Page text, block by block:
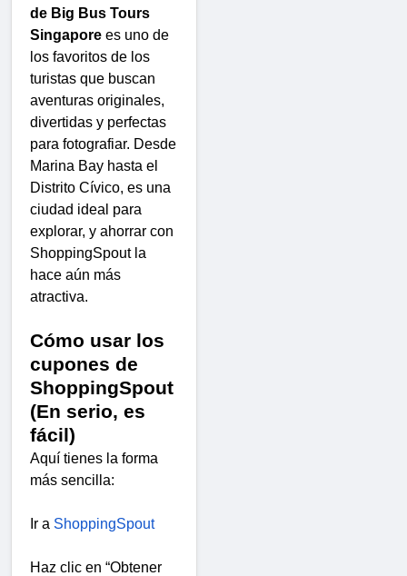
de Big Bus Tours
Singapore es uno de
los favoritos de los
turistas que buscan
aventuras originales,
divertidas y perfectas
para fotografiar. Desde
Marina Bay hasta el
Distrito Cívico, es una
ciudad ideal para
explorar, y ahorrar con
ShoppingSpout la
hace aún más
atractiva.
Cómo usar los
cupones de
ShoppingSpout
(En serio, es
fácil)
Aquí tienes la forma
más sencilla:
Ir a ShoppingSpout
Haz clic en “Obtener